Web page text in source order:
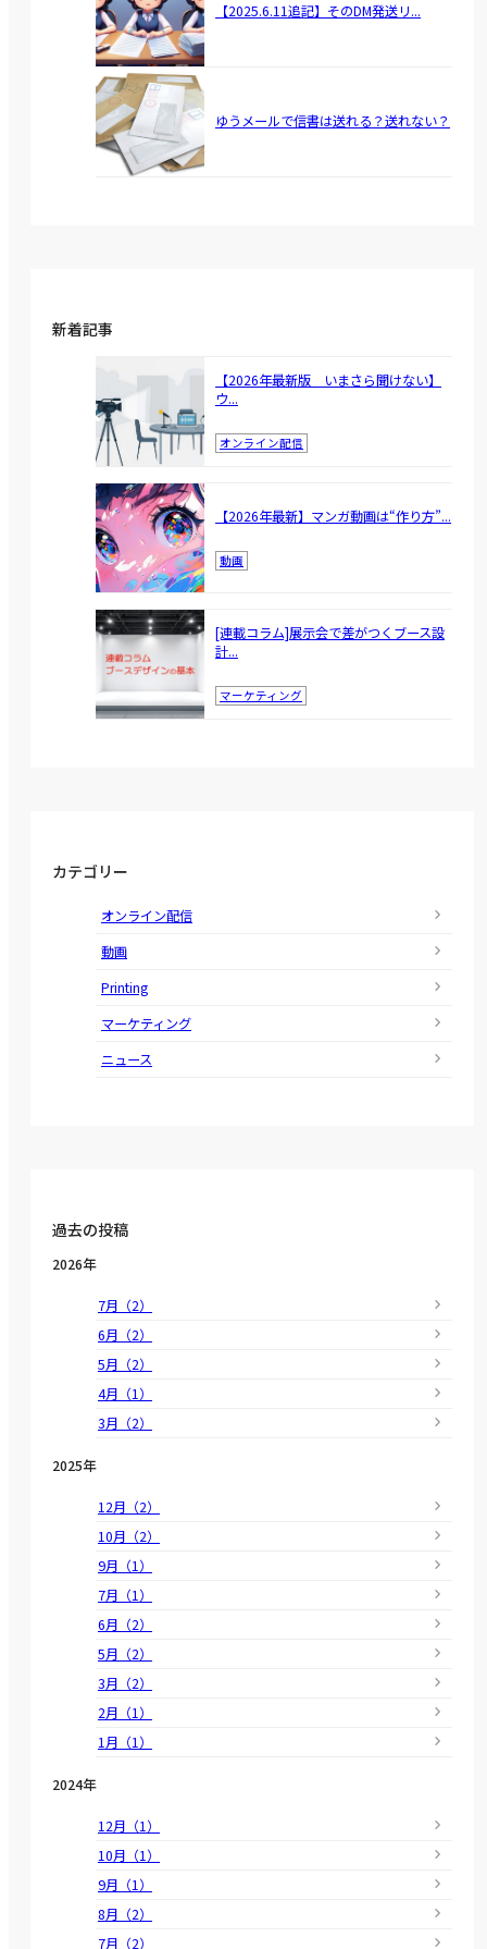
【2025.6.11追記】そのDM発送リ...
ゆうメールで信書は送れる？送れない？
新着記事
【2026年最新版 いまさら聞けない】
ウ...
オンライン配信
【2026年最新】マンガ動画は“作り方”...
動画
[連載コラム]展示会で差がつくブース設
計...
マーケティング
カテゴリー
オンライン配信
動画
Printing
マーケティング
ニュース
過去の投稿
2026年
7月（2）
6月（2）
5月（2）
4月（1）
3月（2）
2025年
12月（2）
10月（2）
9月（1）
7月（1）
6月（2）
5月（2）
3月（2）
2月（1）
1月（1）
2024年
12月（1）
10月（1）
9月（1）
8月（2）
7月（2）